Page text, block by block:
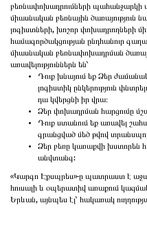
Նորություններ
բեռնափոխադրումների պահանջարկի
միասնական բեռնային
լոգիստների, խոշոր փոխադրողների
համագործակցության ընդհանուր
միասնական բեռնափոխադրման
առավելություններն են՝
Դուք խնայում եք Ձեր
լոգիստիկ ընկերություն
դա կվերցնի իր վրա։
Ձեր փոխադրման հարցումը
Դուք ստանում եք առավել
գրանցված մեծ թվով
Ձեր բեռը կառաքվի խստորեն
անվտանգ:
«Կարգո Էքսպրես»-ը պատրաստ է
հուսալի և օպերատիվ առաքում
Երևան, այնպես էլ՝ հակառակ